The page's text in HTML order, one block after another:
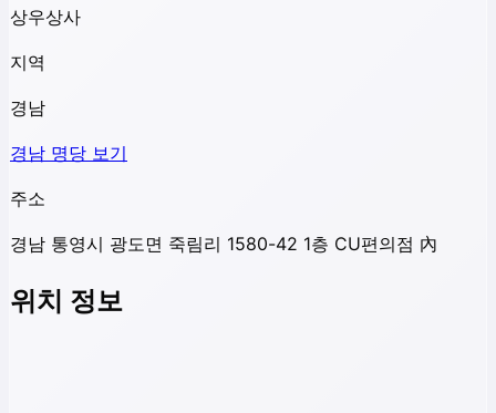
상우상사
지역
경남
경남 명당 보기
주소
경남 통영시 광도면 죽림리 1580-42 1층 CU편의점 內
위치 정보